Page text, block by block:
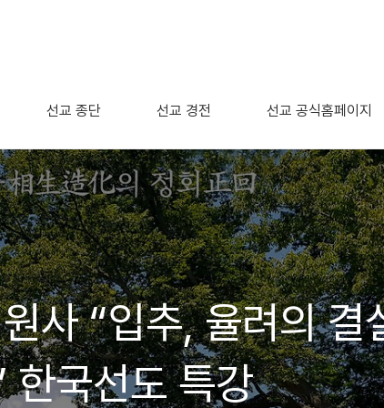
선교 종단 선교 경전 선교 공식홈페이지
사 “입추, 율려의 결
한국선도 특강